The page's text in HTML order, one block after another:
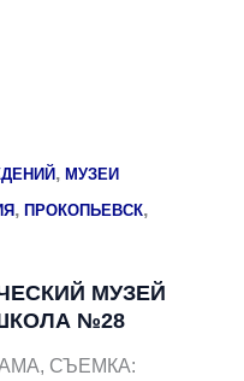
,МУЗЕИ
,ПРОКОПЬЕВСК,
МУЗЕЙ
№28
СЪЕМКА: